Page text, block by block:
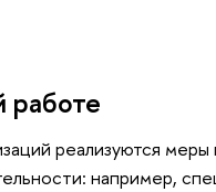
работе
реализуются
например,